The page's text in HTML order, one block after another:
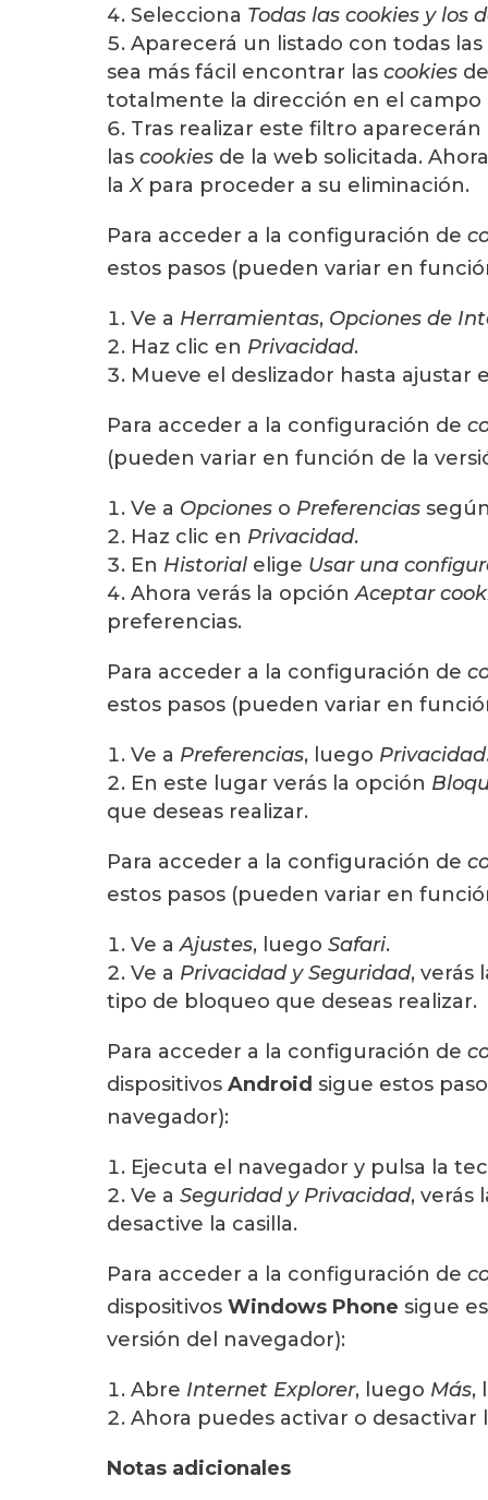
Selecciona Todas las cookies y los
Aparecerá un listado con todas las
sea más fácil encontrar las cookies
totalmente la dirección en el campo
Tras realizar este filtro
las cookies de la web solicitada.
laXpara proceder a su eliminación.
Para acceder a la configuración de
estos pasos (pueden variar en
Ve a Herramientas, Opciones de
Haz clic en Privacidad.
Mueve el deslizador hasta ajustar
Para acceder a la configuración de
(pueden variar en función de la
Ve a Opciones o Preferencias
Haz clic en Privacidad.
En Historial elige Usar una
Ahora verás la opciónAceptar
preferencias.
Para acceder a la configuración de
estos pasos (pueden variar en
Ve a Preferencias, luego Privacidad
En este lugar verás la opción
que deseas realizar.
Para acceder a la configuración de
estos pasos (pueden variar en
Ve aAjustes, luego Safari.
Ve a Privacidad y Seguridad, verás
tipo de bloqueo que deseas realizar.
Para acceder a la configuración de
dispositivos Android sigue estos
navegador):
Ejecuta el navegador y pulsa la
Ve a Seguridad y Privacidad, verás
desactive la casilla.
Para acceder a la configuración de
dispositivos Windows Phone sigue
versión del navegador):
Abre Internet Explorer, luego Más,
Ahora puedes activar o desactivar
Notas adicionales